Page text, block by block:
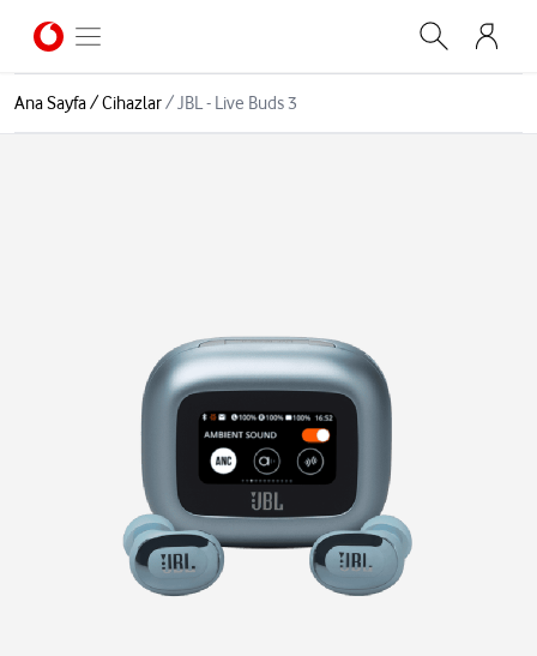
Ana Sayfa/Cihazlar/JBL - Live Buds 3